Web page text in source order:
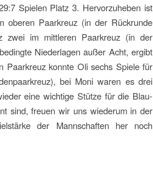
Spielen Platz 3. Hervorzuheben ist
oberen Paarkreuz (in der Rückrunde
im mittleren Paarkreuz (in der
Niederlagen außer Acht, ergibt
Paarkreuz konnte Oli sechs Spiele für
bei Moni waren es drei
eine wichtige Stütze für die Blau-
sind, freuen wir uns wiederum in der
der Mannschaften her noch